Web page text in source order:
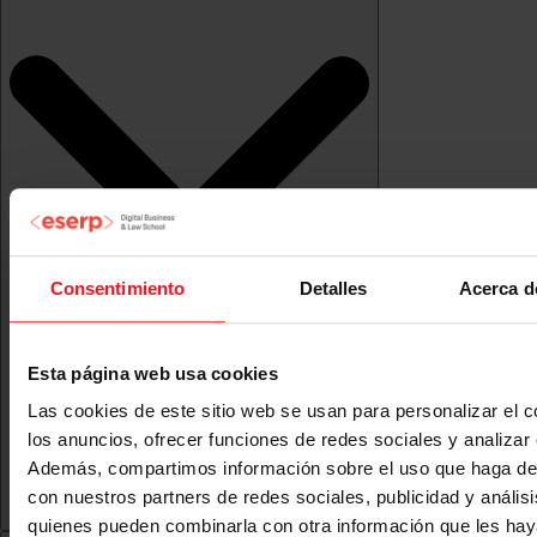
Consentimiento Detalles Acerca
Esta página web usa cookies
Las cookies de este sitio web se usan para personalizar el
los anuncios, ofrecer funciones de redes sociales y analizar
Además, compartimos información sobre el uso que haga
con nuestros partners de redes sociales, publicidad y
quienes pueden combinarla con otra información que les